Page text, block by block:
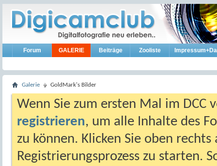
Forum GALERIE Beiträge Zooliste
Galerie GoldMark's Bilder
Wenn Sie zum ersten Mal im DCC
registrieren, um alle Inhalte des
zu können. Klicken Sie oben
Registrierungsprozess zu starten.